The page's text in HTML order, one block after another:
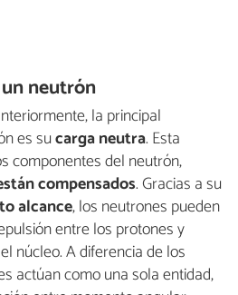
neutrón
la principal
es sucarga neutra. Esta
componentes del neutrón,
compensados. Gracias a su
alcance, los neutrones pueden
entre los protones y
núcleo. A diferencia de los
actúan como una sola entidad,